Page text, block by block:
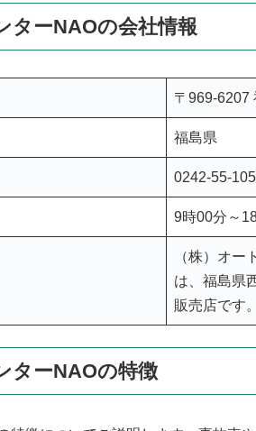
ターNAOの会社情報
〒969-6207
福島県
0242-55-
9時00分～
（株）オー
は、福島県
販売店です。
ターNAOの特徴